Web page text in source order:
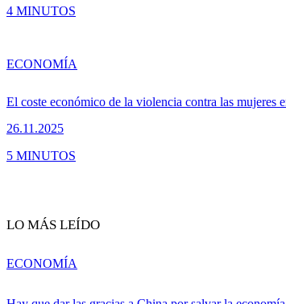
4 MINUTOS
El coste económico de la violencia contra las mujeres
26.11.2025
ECONOMÍA
5 MINUTOS
LO MÁS LEÍDO
ECONOMÍA